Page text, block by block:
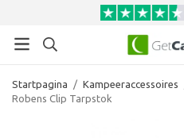
Startpagina / Kampeeraccessoires
Robens Clip Tarpstok